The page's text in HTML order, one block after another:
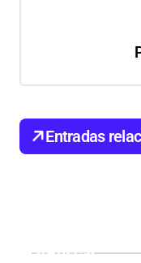
d
e
Entradas
Buscar